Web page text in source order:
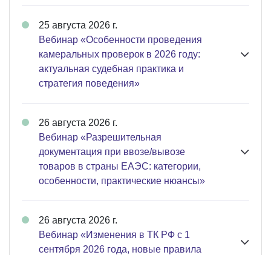
25 августа 2026 г.
Вебинар «Особенности проведения
камеральных проверок в 2026 году:
актуальная судебная практика и
стратегия поведения»
26 августа 2026 г.
Вебинар «Разрешительная
документация при ввозе/вывозе
товаров в страны ЕАЭС: категории,
особенности, практические нюансы»
26 августа 2026 г.
Вебинар «Изменения в ТК РФ с 1
сентября 2026 года, новые правила